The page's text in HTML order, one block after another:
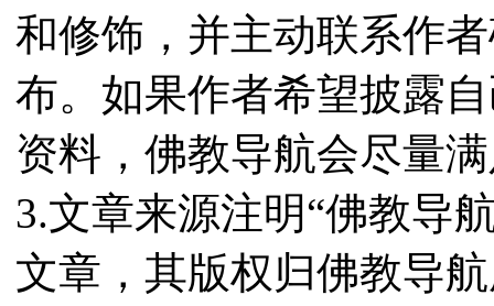
和修饰，并主动联系作
布。如果作者希望披露
资料，佛教导航会尽量
3.文章来源注明“佛教导
文章，其版权归佛教导